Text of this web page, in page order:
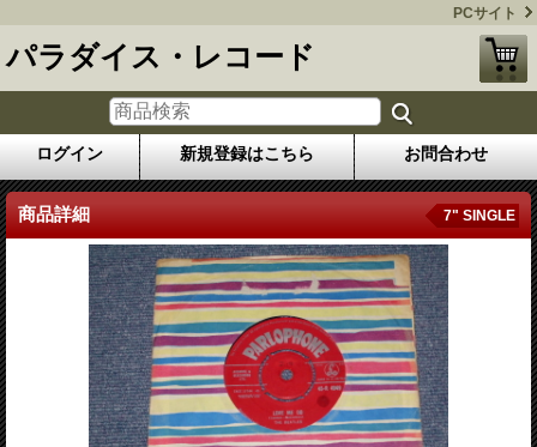
PCサイト
パラダイス・レコード
ログイン 新規登録はこちら お問合わせ
商品詳細 7" SINGLE